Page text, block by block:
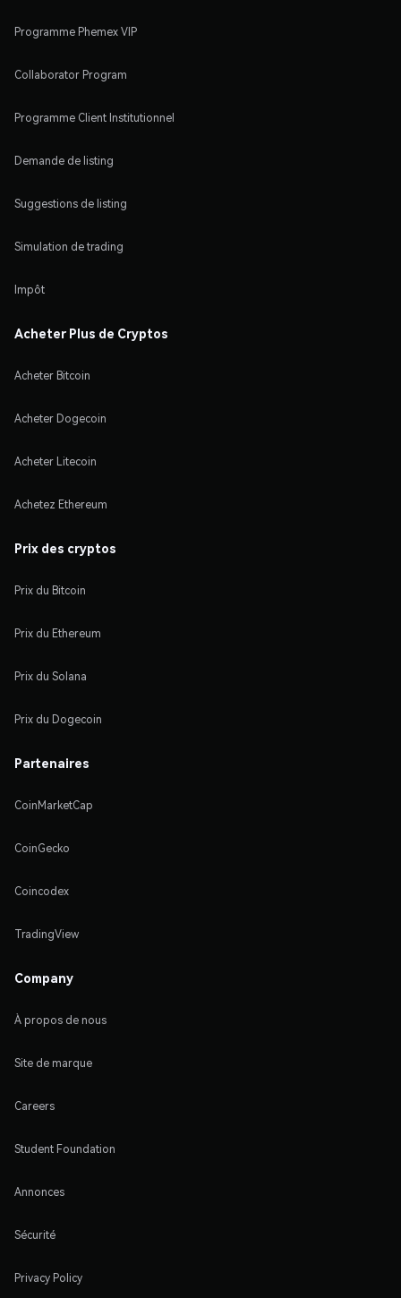
Programme Phemex VIP
Collaborator Program
Programme Client Institutionnel
Demande de listing
Suggestions de listing
Simulation de trading
Impôt
Acheter Plus de Cryptos
Acheter Bitcoin
Acheter Dogecoin
Acheter Litecoin
Achetez Ethereum
Prix des cryptos
Prix du Bitcoin
Prix du Ethereum
Prix du Solana
Prix du Dogecoin
Partenaires
CoinMarketCap
CoinGecko
Coincodex
TradingView
Company
À propos de nous
Site de marque
Careers
Student Foundation
Annonces
Sécurité
Privacy Policy